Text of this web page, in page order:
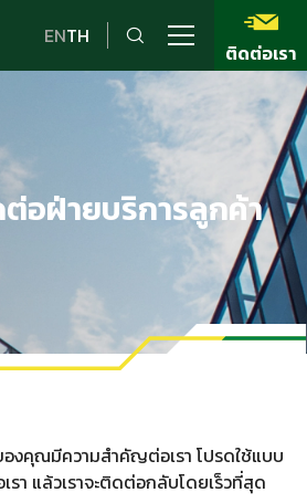
ENTH
ติดต่อเรา
อฝ่ายบริการลูกค้า
องคุณมีความสำคัญต่อเรา โปรดใช้แบบ
า แล้วเราจะติดต่อกลับโดยเร็วที่สุด